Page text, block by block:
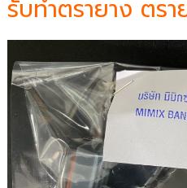
รับทำตรายาง ตรา